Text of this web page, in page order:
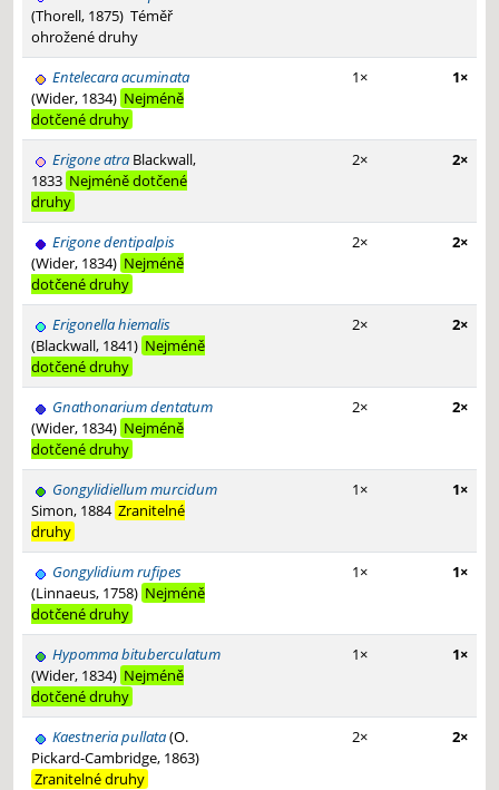
(Thorell, 1875) Téměř
ohrožené druhy
Entelecara acuminata
(Wider, 1834) Nejméně
dotčené druhy
1× 1×
Erigone atra Blackwall,
1833 Nejméně dotčené
druhy
2× 2×
Erigone dentipalpis
(Wider, 1834) Nejméně
dotčené druhy
2× 2×
Erigonella hiemalis
(Blackwall, 1841) Nejméně
dotčené druhy
2× 2×
Gnathonarium dentatum
(Wider, 1834) Nejméně
dotčené druhy
2× 2×
Gongylidiellum murcidum
Simon, 1884 Zranitelné
druhy
1× 1×
Gongylidium rufipes
(Linnaeus, 1758) Nejméně
dotčené druhy
1× 1×
Hypomma bituberculatum
(Wider, 1834) Nejméně
dotčené druhy
1× 1×
Kaestneria pullata(O.
Pickard-Cambridge, 1863)
Zranitelné druhy
2× 2×